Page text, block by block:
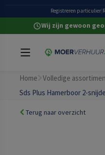
Grote eigen voorraadRegistreren particulier
Wij zijn gewoon
Home Volledige
Sds Plus Hamerboor 2-
Terug naar overzicht